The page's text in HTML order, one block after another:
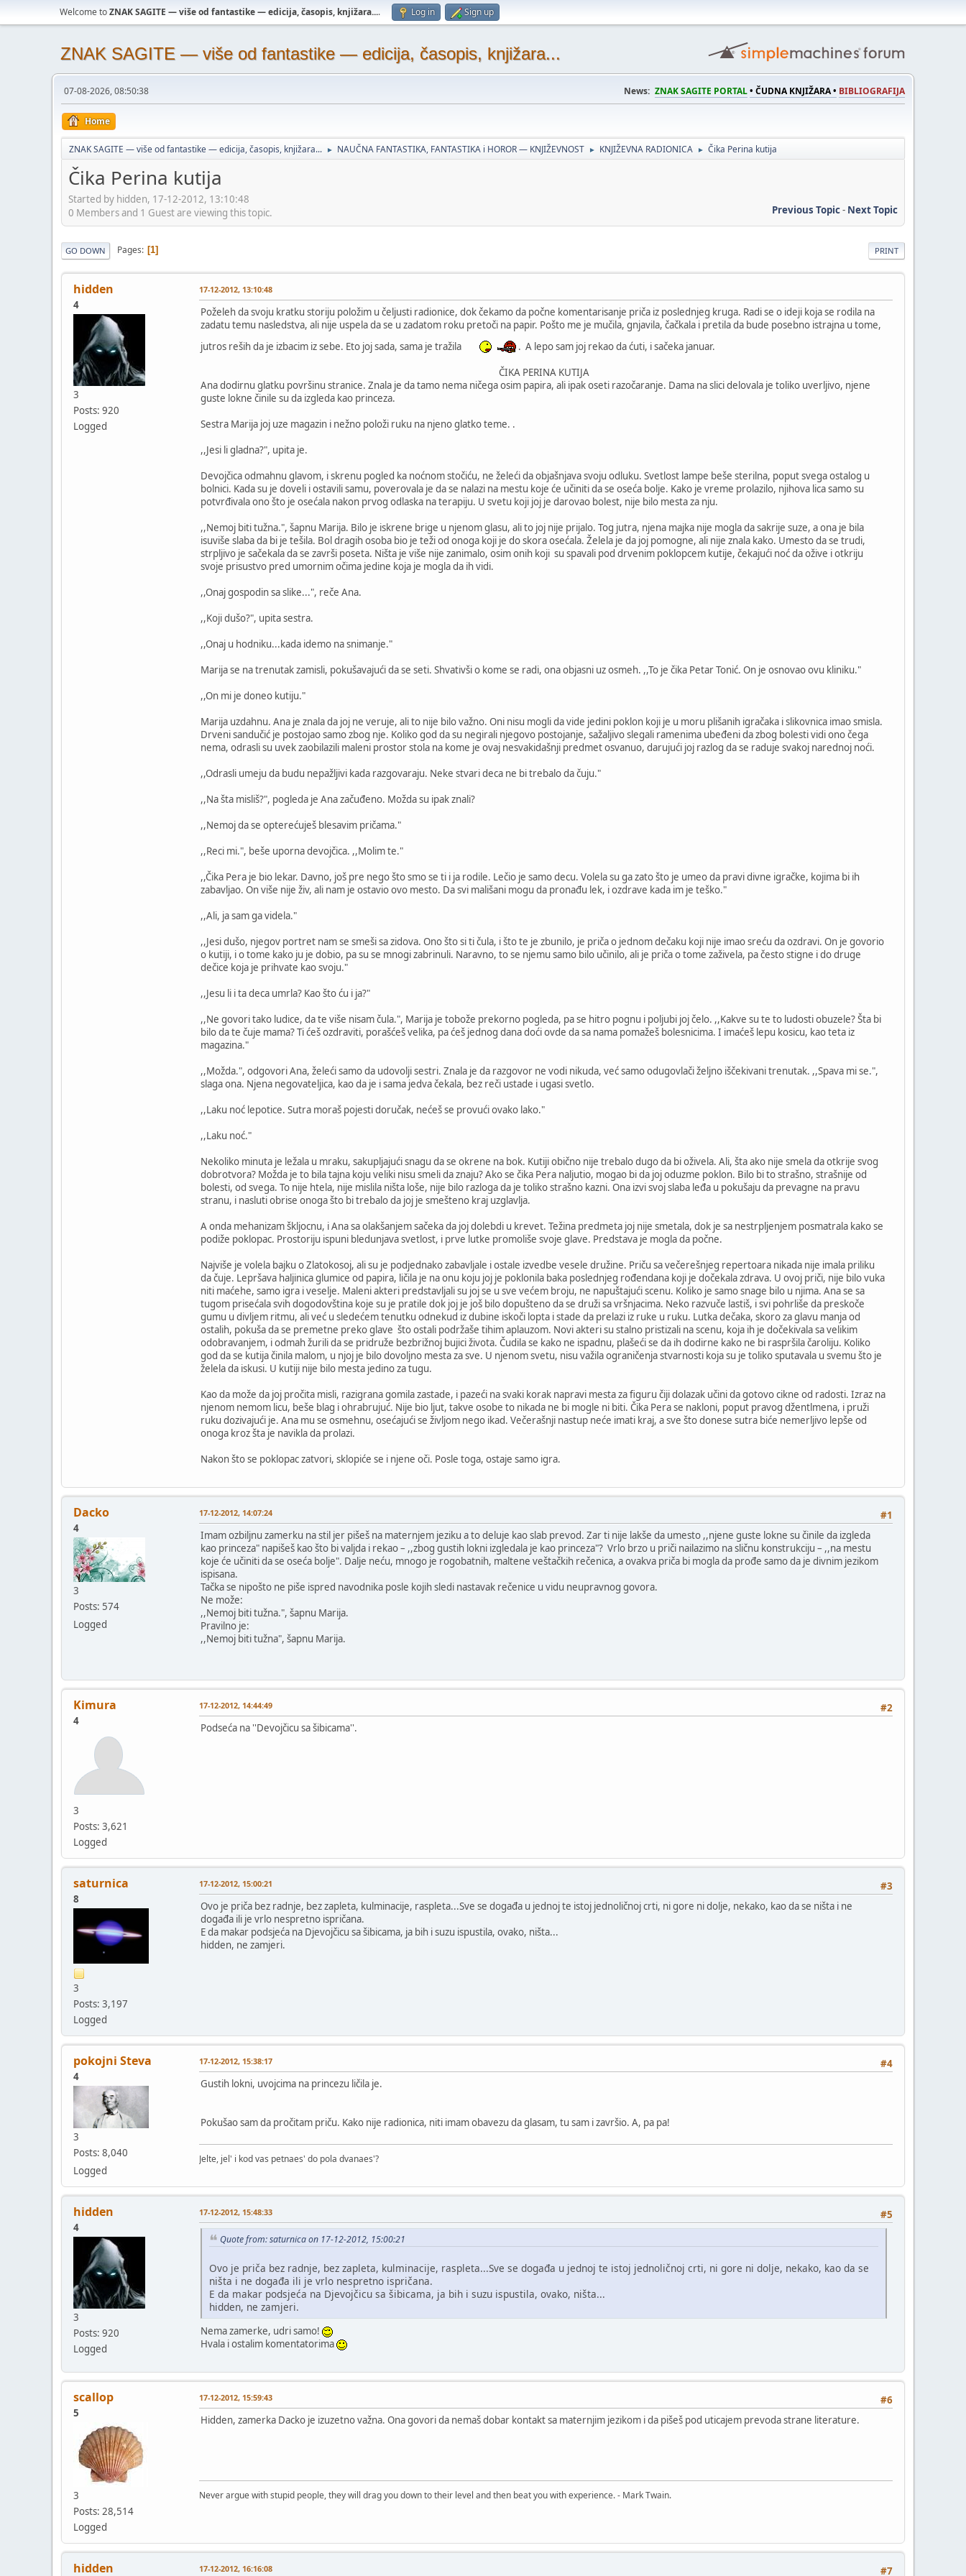
Welcome toZNAK SAGITE — više od fantastike — edicija, časopis, knjižara.... Log in Sign up
ZNAK SAGITE — više od fantastike — edicija, časopis, knjižara...
07-08-2026, 08:50:38 News: ZNAK SAGITE PORTAL• ČUDNA KNJIŽARA • BIBLIOGRAFIJA
Home
ZNAK SAGITE — više od fantastike — edicija, časopis, knjižara... ► NAUČNA FANTASTIKA, FANTASTIKA i HOROR — KNJIŽEVNOST ► KNJIŽEVNA RADIONICA ► Čika Perina kutija
Čika Perina kutija
Started by hidden, 17-12-2012, 13:10:48
Previous Topic- Next Topic
0 Members and 1 Guest are viewing this topic.
PRINT
GO DOWN Pages 1
hidden
4
3
Posts: 920
Logged
17-12-2012, 13:10:48
Poželeh da svoju kratku storiju položim u čeljusti radionice, dok čekamo da počne komentarisanje priča iz poslednjeg kruga. Radi se o ideji koja se rodila na
zadatu temu nasledstva, ali nije uspela da se u zadatom roku pretoči na papir. Pošto me je mučila, gnjavila, čačkala i pretila da bude posebno istrajna u tome,
jutros reših da je izbacim iz sebe. Eto joj sada, sama je tražila
. A lepo sam joj rekao da ćuti, i sačeka januar.
ČIKA PERINA KUTIJA
Ana dodirnu glatku površinu stranice. Znala je da tamo nema ničega osim papira, ali ipak oseti razočaranje. Dama na slici delovala je toliko uverljivo, njene
guste lokne činile su da izgleda kao princeza.
Sestra Marija joj uze magazin i nežno položi ruku na njeno glatko teme. .
,,Jesi li gladna?", upita je.
Devojčica odmahnu glavom, i skrenu pogled ka noćnom stočiću, ne želeći da objašnjava svoju odluku. Svetlost lampe beše sterilna, poput svega ostalog u
bolnici. Kada su je doveli i ostavili samu, poverovala je da se nalazi na mestu koje će učiniti da se oseća bolje. Kako je vreme prolazilo, njihova lica samo su
potvrđivala ono što je osećala nakon prvog odlaska na terapiju. U svetu koji joj je darovao bolest, nije bilo mesta za nju.
,,Nemoj biti tužna.", šapnu Marija. Bilo je iskrene brige u njenom glasu, ali to joj nije prijalo. Tog jutra, njena majka nije mogla da sakrije suze, a ona je bila
isuviše slaba da bi je tešila. Bol dragih osoba bio je teži od onoga koji je do skora osećala. Želela je da joj pomogne, ali nije znala kako. Umesto da se trudi,
strpljivo je sačekala da se završi poseta. Ništa je više nije zanimalo, osim onih koji su spavali pod drvenim poklopcem kutije, čekajući noć da ožive i otkriju
svoje prisustvo pred umornim očima jedine koja je mogla da ih vidi.
,,Onaj gospodin sa slike...", reče Ana.
,,Koji dušo?", upita sestra.
,,Onaj u hodniku...kada idemo na snimanje."
Marija se na trenutak zamisli, pokušavajući da se seti. Shvativši o kome se radi, ona objasni uz osmeh. ,,To je čika Petar Tonić. On je osnovao ovu kliniku."
,,On mi je doneo kutiju."
Marija uzdahnu. Ana je znala da joj ne veruje, ali to nije bilo važno. Oni nisu mogli da vide jedini poklon koji je u moru plišanih igračaka i slikovnica imao smisla.
Drveni sandučić je postojao samo zbog nje. Koliko god da su negirali njegovo postojanje, sažaljivo slegali ramenima ubeđeni da zbog bolesti vidi ono čega
nema, odrasli su uvek zaobilazili maleni prostor stola na kome je ovaj nesvakidašnji predmet osvanuo, darujući joj razlog da se raduje svakoj narednoj noći.
,,Odrasli umeju da budu nepažljivi kada razgovaraju. Neke stvari deca ne bi trebalo da čuju."
,,Na šta misliš?", pogleda je Ana začuđeno. Možda su ipak znali?
,,Nemoj da se opterećuješ blesavim pričama."
,,Reci mi.", beše uporna devojčica. ,,Molim te."
,,Čika Pera je bio lekar. Davno, još pre nego što smo se ti i ja rodile. Lečio je samo decu. Volela su ga zato što je umeo da pravi divne igračke, kojima bi ih
zabavljao. On više nije živ, ali nam je ostavio ovo mesto. Da svi mališani mogu da pronađu lek, i ozdrave kada im je teško."
,,Ali, ja sam ga videla."
,,Jesi dušo, njegov portret nam se smeši sa zidova. Ono što si ti čula, i što te je zbunilo, je priča o jednom dečaku koji nije imao sreću da ozdravi. On je govorio
o kutiji, i o tome kako ju je dobio, pa su se mnogi zabrinuli. Naravno, to se njemu samo bilo učinilo, ali je priča o tome zaživela, pa često stigne i do druge
dečice koja je prihvate kao svoju."
,,Jesu li i ta deca umrla? Kao što ću i ja?"
,,Ne govori tako ludice, da te više nisam čula.", Marija je tobože prekorno pogleda, pa se hitro pognu i poljubi joj čelo. ,,Kakve su te to ludosti obuzele? Šta bi
bilo da te čuje mama? Ti ćeš ozdraviti, porašćeš velika, pa ćeš jednog dana doći ovde da sa nama pomažeš bolesnicima. I imaćeš lepu kosicu, kao teta iz
magazina."
,,Možda.", odgovori Ana, želeći samo da udovolji sestri. Znala je da razgovor ne vodi nikuda, već samo odugovlači željno iščekivani trenutak. ,,Spava mi se.",
slaga ona. Njena negovateljica, kao da je i sama jedva čekala, bez reči ustade i ugasi svetlo.
,,Laku noć lepotice. Sutra moraš pojesti doručak, nećeš se provući ovako lako."
,,Laku noć."
Nekoliko minuta je ležala u mraku, sakupljajući snagu da se okrene na bok. Kutiji obično nije trebalo dugo da bi oživela. Ali, šta ako nije smela da otkrije svog
dobrotvora? Možda je to bila tajna koju veliki nisu smeli da znaju? Ako se čika Pera naljutio, mogao bi da joj oduzme poklon. Bilo bi to strašno, strašnije od
bolesti, od svega. To nije htela, nije mislila ništa loše, nije bilo razloga da je toliko strašno kazni. Ona izvi svoj slaba leđa u pokušaju da prevagne na pravu
stranu, i nasluti obrise onoga što bi trebalo da joj je smešteno kraj uzglavlja.
A onda mehanizam škljocnu, i Ana sa olakšanjem sačeka da joj dolebdi u krevet. Težina predmeta joj nije smetala, dok je sa nestrpljenjem posmatrala kako se
podiže poklopac. Prostoriju ispuni bledunjava svetlost, i prve lutke promoliše svoje glave. Predstava je mogla da počne.
Najviše je volela bajku o Zlatokosoj, ali su je podjednako zabavljale i ostale izvedbe vesele družine. Priču sa večerešnjeg repertoara nikada nije imala priliku
da čuje. Lepršava haljinica glumice od papira, ličila je na onu koju joj je poklonila baka poslednjeg rođendana koji je dočekala zdrava. U ovoj priči, nije bilo vuka
niti maćehe, samo igra i veselje. Maleni akteri predstavljali su joj se u sve većem broju, ne napuštajući scenu. Koliko je samo snage bilo u njima. Ana se sa
tugom prisećala svih dogodovština koje su je pratile dok joj je još bilo dopušteno da se druži sa vršnjacima. Neko razvuče lastiš, i svi pohrliše da preskoče
gumu u divljem ritmu, ali već u sledećem tenutku odnekud iz dubine iskoči lopta i stade da prelazi iz ruke u ruku. Lutka dečaka, skoro za glavu manja od
ostalih, pokuša da se premetne preko glave što ostali podržaše tihim aplauzom. Novi akteri su stalno pristizali na scenu, koja ih je dočekivala sa velikim
odobravanjem, i odmah žurili da se pridruže bezbrižnoj bujici života. Čudila se kako ne ispadnu, plašeći se da ih dodirne kako ne bi raspršila čaroliju. Koliko
god da se kutija činila malom, u njoj je bilo dovoljno mesta za sve. U njenom svetu, nisu važila ograničenja stvarnosti koja su je toliko sputavala u svemu što je
želela da iskusi. U kutiji nije bilo mesta jedino za tugu.
Kao da može da joj pročita misli, razigrana gomila zastade, i pazeći na svaki korak napravi mesta za figuru čiji dolazak učini da gotovo cikne od radosti. Izraz na
njenom nemom licu, beše blag i ohrabrujuć. Nije bio ljut, takve osobe to nikada ne bi mogle ni biti. Čika Pera se nakloni, poput pravog džentlmena, i pruži
ruku dozivajući je. Ana mu se osmehnu, osećajući se življom nego ikad. Večerašnji nastup neće imati kraj, a sve što donese sutra biće nemerljivo lepše od
onoga kroz šta je navikla da prolazi.
Nakon što se poklopac zatvori, sklopiće se i njene oči. Posle toga, ostaje samo igra.
Dacko
4
3
Posts: 574
Logged
#1
17-12-2012, 14:07:24
Imam ozbiljnu zamerku na stil jer pišeš na maternjem jeziku a to deluje kao slab prevod. Zar ti nije lakše da umesto ,,njene guste lokne su činile da izgleda
kao princeza" napišeš kao što bi valjda i rekao – ,,zbog gustih lokni izgledala je kao princeza"? Vrlo brzo u priči nailazimo na sličnu konstrukciju – ,,na mestu
koje će učiniti da se oseća bolje". Dalje neću, mnogo je rogobatnih, maltene veštačkih rečenica, a ovakva priča bi mogla da prođe samo da je divnim jezikom
ispisana.
Tačka se nipošto ne piše ispred navodnika posle kojih sledi nastavak rečenice u vidu neupravnog govora.
Ne može:
,,Nemoj biti tužna.", šapnu Marija.
Pravilno je:
,,Nemoj biti tužna", šapnu Marija.
Kimura
4
3
Posts: 3,621
Logged
#2
17-12-2012, 14:44:49
Podseća na ''Devojčicu sa šibicama''.
saturnica
8
3
Posts: 3,197
Logged
#3
17-12-2012, 15:00:21
Ovo je priča bez radnje, bez zapleta, kulminacije, raspleta...Sve se događa u jednoj te istoj jednoličnoj crti, ni gore ni dolje, nekako, kao da se ništa i ne
događa ili je vrlo nespretno ispričana.
E da makar podsjeća na Djevojčicu sa šibicama, ja bih i suzu ispustila, ovako, ništa...
hidden, ne zamjeri.
pokojni Steva
4
3
Posts: 8,040
Logged
#4
17-12-2012, 15:38:17
Gustih lokni, uvojcima na princezu ličila je.
Pokušao sam da pročitam priču. Kako nije radionica, niti imam obavezu da glasam, tu sam i završio. A, pa pa!
Jelte, jel' i kod vas petnaes' do pola dvanaes'?
hidden
4
3
Posts: 920
Logged
#5
17-12-2012, 15:48:33
Quote from: saturnica on 17-12-2012, 15:00:21
Ovo je priča bez radnje, bez zapleta, kulminacije, raspleta...Sve se događa u jednoj te istoj jednoličnoj crti, ni gore ni dolje, nekako, kao da se
ništa i ne događa ili je vrlo nespretno ispričana.
E da makar podsjeća na Djevojčicu sa šibicama, ja bih i suzu ispustila, ovako, ništa...
hidden, ne zamjeri.
Nema zamerke, udri samo!
Hvala i ostalim komentatorima
scallop
5
3
Posts: 28,514
Logged
#6
17-12-2012, 15:59:43
Hidden, zamerka Dacko je izuzetno važna. Ona govori da nemaš dobar kontakt sa maternjim jezikom i da pišeš pod uticajem prevoda strane literature.
Never argue with stupid people, they will drag you down to their level and then beat you with experience. - Mark Twain.
hidden #7
17-12-2012, 16:16:08